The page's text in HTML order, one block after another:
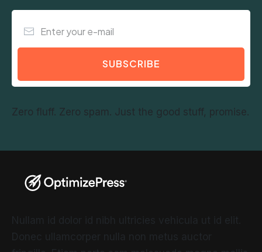
SUBSCRIBE
Zero fluff. Zero spam. Just the good stuff, promise.